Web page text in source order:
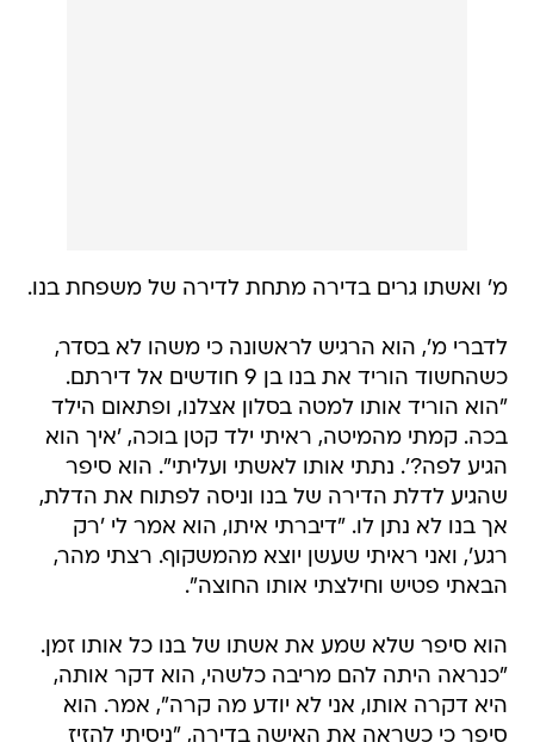
מ' ואשתו גרים בדירה מתחת לדירה של משפחת בנו.
לדברי מ', הוא הרגיש לראשונה כי משהו לא בסדר,
כשהחשוד הוריד את בנו בן 9 חודשים אל דירתם.
"הוא הוריד אותו למטה בסלון אצלנו, ופתאום הילד
בכה. קמתי מהמיטה, ראיתי ילד קטן בוכה, 'איך הוא
הגיע לפה?'. נתתי אותו לאשתי ועליתי". הוא סיפר
שהגיע לדלת הדירה של בנו וניסה לפתוח את הדלת,
אך בנו לא נתן לו. "דיברתי איתו, הוא אמר לי 'רק
רגע', ואני ראיתי שעשן יוצא מהמשקוף. רצתי מהר,
הבאתי פטיש וחילצתי אותו החוצה".
הוא סיפר שלא שמע את אשתו של בנו כל אותו זמן.
"כנראה היתה להם מריבה כלשהי, הוא דקר אותה,
היא דקרה אותו, אני לא יודע מה קרה", אמר. הוא
סיפר כי כשראה את האישה בדירה, "ניסיתי להזיז